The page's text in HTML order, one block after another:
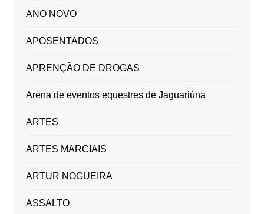
ANO NOVO
APOSENTADOS
APRENÇÃO DE DROGAS
Arena de eventos equestres de Jaguariúna
ARTES
ARTES MARCIAIS
ARTUR NOGUEIRA
ASSALTO